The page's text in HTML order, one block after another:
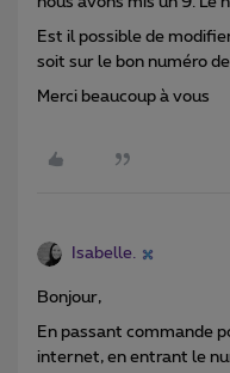
Est il possible de
soit sur le bon numéro
Merci beaucoup à vous
Isabelle.
Bonjour,
En passant commande
internet, en entrant le